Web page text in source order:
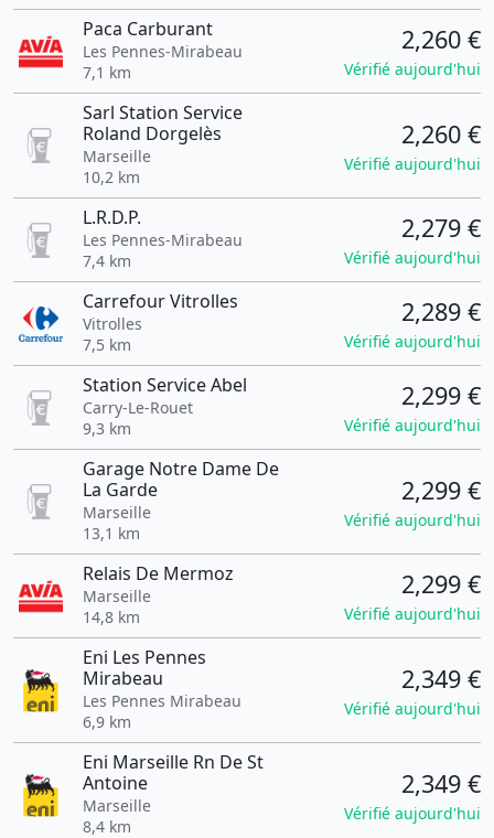
Paca Carburant
Les Pennes-Mirabeau
7,1 km
2,260 €
Vérifié aujourd'hui
Sarl Station Service
Roland Dorgelès
Marseille
10,2 km
2,260 €
Vérifié aujourd'hui
L.R.D.P.
Les Pennes-Mirabeau
7,4 km
2,279 €
Vérifié aujourd'hui
Carrefour Vitrolles
Vitrolles
7,5 km
2,289 €
Vérifié aujourd'hui
Station Service Abel
Carry-Le-Rouet
9,3 km
2,299 €
Vérifié aujourd'hui
Garage Notre Dame De
La Garde
Marseille
13,1 km
2,299 €
Vérifié aujourd'hui
Relais De Mermoz
Marseille
14,8 km
2,299 €
Vérifié aujourd'hui
Eni Les Pennes
Mirabeau
Les Pennes Mirabeau
6,9 km
2,349 €
Vérifié aujourd'hui
Eni Marseille Rn De St
Antoine
Marseille
8,4 km
2,349 €
Vérifié aujourd'hui